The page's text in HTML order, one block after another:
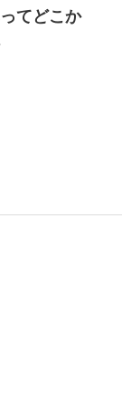
てどこか